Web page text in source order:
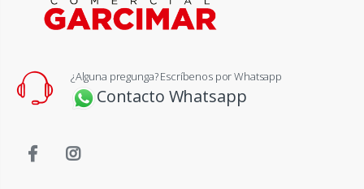
¿Alguna pregunga? Escríbenos por Whatsapp
Contacto Whatsapp